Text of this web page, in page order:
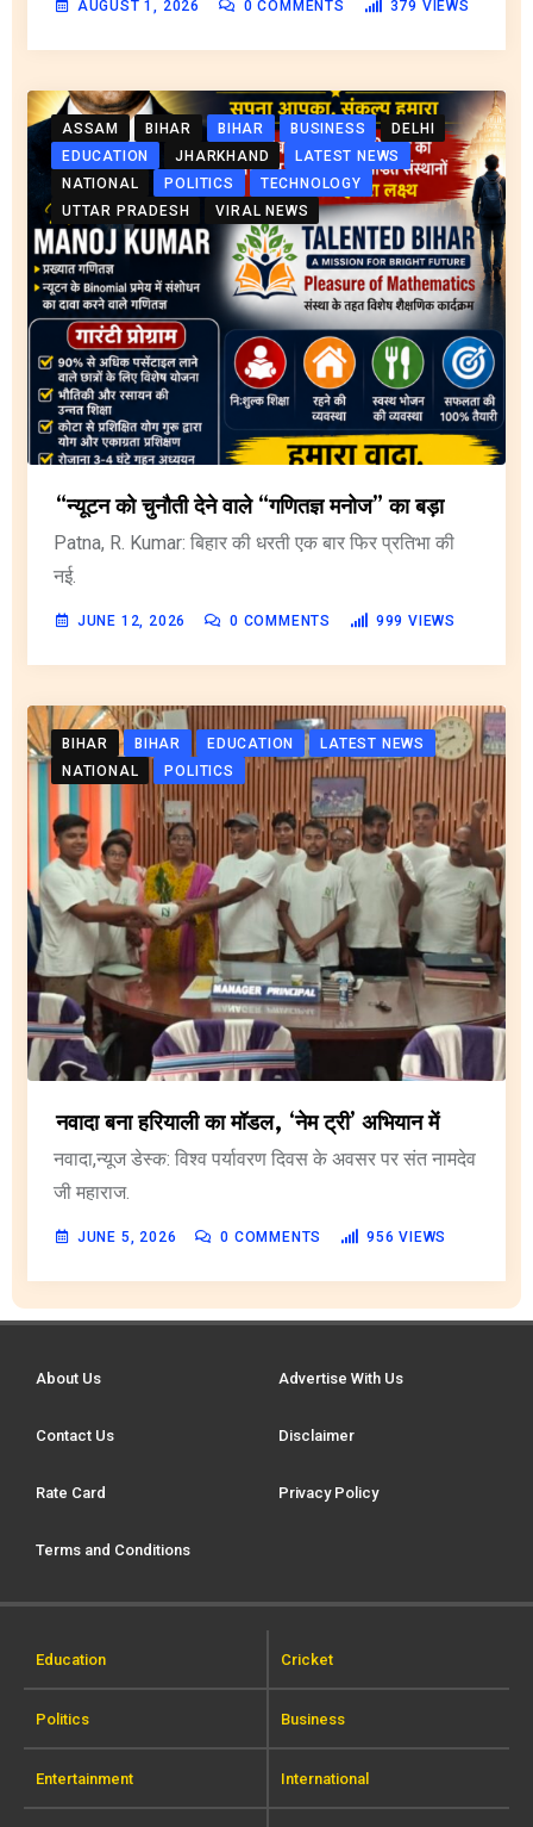
AUGUST 1, 2026 0 COMMENTS 379 VIEWS
ASSAM BIHAR BIHAR BUSINESS
DELHI
EDUCATION
JHARKHAND
LATEST NEWS
NATIONAL
POLITICS
TECHNOLOGY
UTTAR PRADESH
VIRAL NEWS
“न्यूटन को चुनौती देने वाले “गणितज्ञ मनोज” का बड़ा
Patna, R. Kumar: बिहार की धरती एक बार फिर प्रतिभा की
नई.
JUNE 12, 2026 0 COMMENTS 999 VIEWS
BIHAR BIHAR EDUCATION
LATEST NEWS
NATIONAL
POLITICS
नवादा बना हरियाली का मॉडल, ‘नेम ट्री’ अभियान में
नवादा,न्यूज डेस्क: विश्व पर्यावरण दिवस के अवसर पर संत नामदेव
जी महाराज.
JUNE 5, 2026 0 COMMENTS 956 VIEWS
About Us Advertise With Us
Contact Us Disclaimer
Rate Card Privacy Policy
Terms and Conditions
Education Cricket
Politics Business
Entertainment International